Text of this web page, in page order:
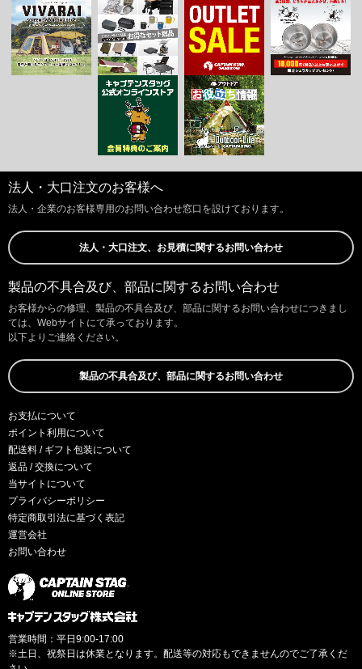
法人・大口注文のお客様へ
法人・企業のお客様専用のお問い合わせ窓口を設けております。
法人・大口注文、お見積に関するお問い合わせ
製品の不具合及び、部品に関するお問い合わせ
お客様からの修理、製品の不具合及び、部品に関するお問い合わせにつきまし
ては、Webサイトにて承っております。
以下よりご連絡ください。
製品の不具合及び、部品に関するお問い合わせ
お支払について
ポイント利用について
配送料 / ギフト包装について
返品 / 交換について
当サイトについて
プライバシーポリシー
特定商取引法に基づく表記
運営会社
お問い合わせ
営業時間：平日9:00-17:00
※土日、祝祭日は休業となります。配送等の対応もできませんのでご了承くだ